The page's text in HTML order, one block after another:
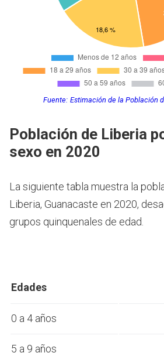
Fuente: Estimación de la Población
Población de Liberia
sexo en 2020
La siguiente tabla muestra la
Liberia, Guanacaste en 2020,
grupos quinquenales de edad.
Edades
0 a 4 años
5 a 9 años